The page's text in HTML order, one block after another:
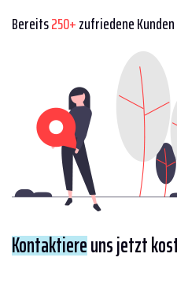
Bereits250+zufriedene
Kontaktiereuns jetzt